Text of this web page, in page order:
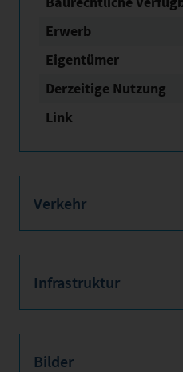
Erwerb
Eigentümer
Derzeitige Nutzung
Link
Verkehr
Infrastruktur
Bilder